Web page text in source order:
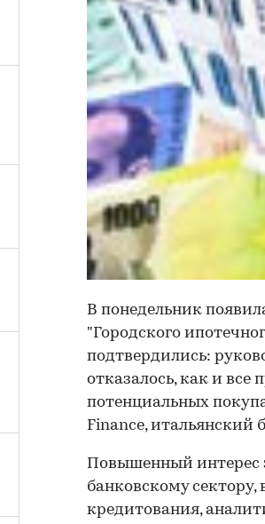
В понедельник
"Городского
подтвердились:
отказалось, как и все
потенциальных
Finance, итальянский
Повышенный интерес
банковскому сектору,
кредитования,